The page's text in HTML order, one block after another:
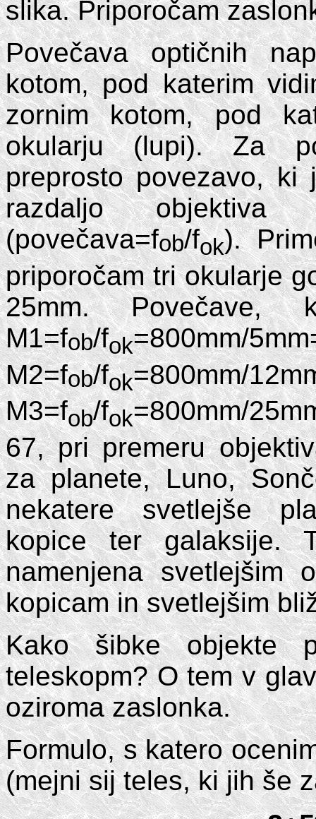
slika. Priporočam
Povečava optičnih
kotom, pod katerim
zornim kotom, pod
okularju (lupi). Za
preprosto povezavo, ki
razdaljo objektiva
(povečava=fob/fok).
priporočam tri okularje
25mm.
M1=fob/fok=800mm/
M2=fob/fok=800mm/
M3=fob/fok=800mm/
67, pri premeru
za planete, Luno,
nekatere svetlejše
kopice ter galaksije.
namenjena svetlejšim
kopicam in svetlejšim
Kako šibke objekte
teleskopm? O tem v
oziroma zaslonka.
Formulo, s katero
(mejni sij teles, ki jih še